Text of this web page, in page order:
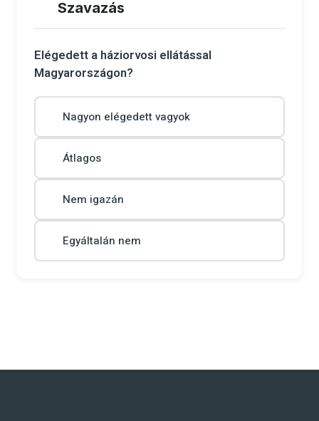
Szavazás
Elégedett a háziorvosi ellátással
Magyarországon?
Nagyon elégedett vagyok
Átlagos
Nem igazán
Egyáltalán nem